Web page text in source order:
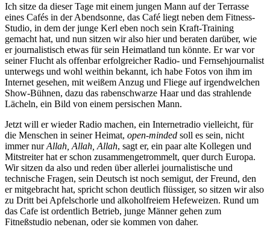
Ich sitze da dieser Tage mit einem jungen Mann auf der Terrasse
eines Cafés in der Abendsonne, das Café liegt neben dem Fitness-
Studio, in dem der junge Kerl eben noch sein Kraft-Training
gemacht hat, und nun sitzen wir also hier und beraten darüber, wie
er journalistisch etwas für sein Heimatland tun könnte. Er war vor
seiner Flucht als offenbar erfolgreicher Radio- und Fernsehjournalist
unterwegs und wohl weithin bekannt, ich habe Fotos von ihm im
Internet gesehen, mit weißem Anzug und Fliege auf irgendwelchen
Show-Bühnen, dazu das rabenschwarze Haar und das strahlende
Lächeln, ein Bild von einem persischen Mann.
Jetzt will er wieder Radio machen, ein Internetradio vielleicht, für
die Menschen in seiner Heimat, open-minded soll es sein, nicht
immer nurAllah, Allah, Allah, sagt er, ein paar alte Kollegen und
Mitstreiter hat er schon zusammengetrommelt, quer durch Europa.
Wir sitzen da also und reden über allerlei journalistische und
technische Fragen, sein Deutsch ist noch semigut, der Freund, den
er mitgebracht hat, spricht schon deutlich flüssiger, so sitzen wir also
zu Dritt bei Apfelschorle und alkoholfreiem Hefeweizen. Rund um
das Cafe ist ordentlich Betrieb, junge Männer gehen zum
Fitneßstudio nebenan, oder sie kommen von daher.